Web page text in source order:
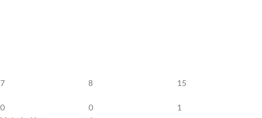
7
0
8
0
15
1